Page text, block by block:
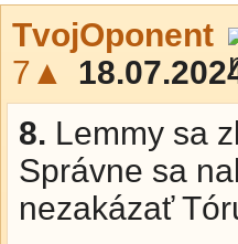
TvojOponent
7▲
8. Lemmy sa
Správne sa
nezakázať